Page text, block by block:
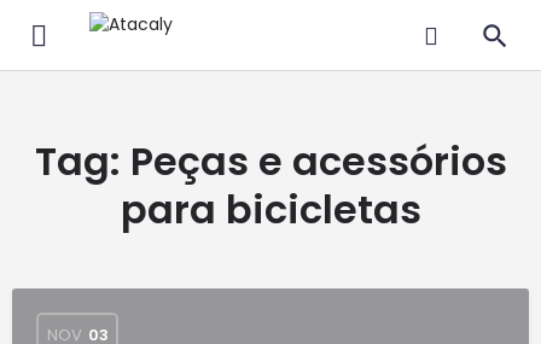
Tag: Peças e acessórios
para bicicletas
NOV 03